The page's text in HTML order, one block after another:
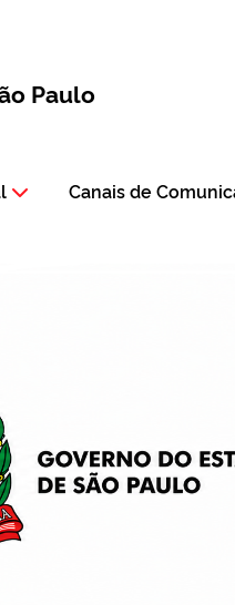
Paulo
Canais de